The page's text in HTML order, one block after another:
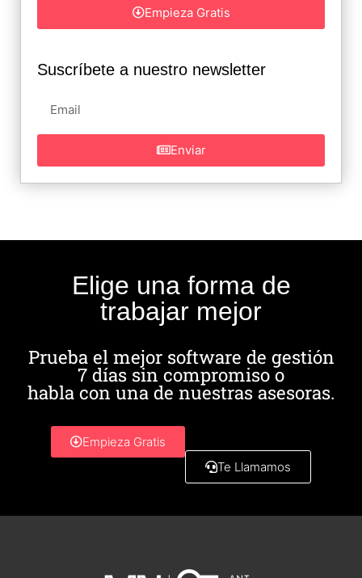
Empieza Gratis
Suscríbete a nuestro newsletter
Enviar
Elige una forma de
trabajar mejor
Prueba el mejor software de gestión
7 días sin compromiso o
habla con una de nuestras asesoras.
Empieza Gratis
Te Llamamos